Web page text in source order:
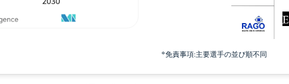
*免責事項:主要選手の並び順不同